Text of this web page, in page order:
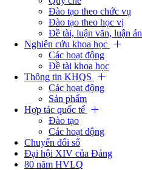
Đào tạo theo chức vụ
Đào tạo theo học vị
Đề tài, luận văn, luận án
Nghiên cứu khoa học
Các hoạt động
Đề tài khoa học
Thông tin KHQS
Các hoạt động
Sản phẩm
Hợp tác quốc tế
Đào tạo
Các hoạt động
Chuyển đổi số
Đại hội XIV của Đảng
80 năm HVLQ